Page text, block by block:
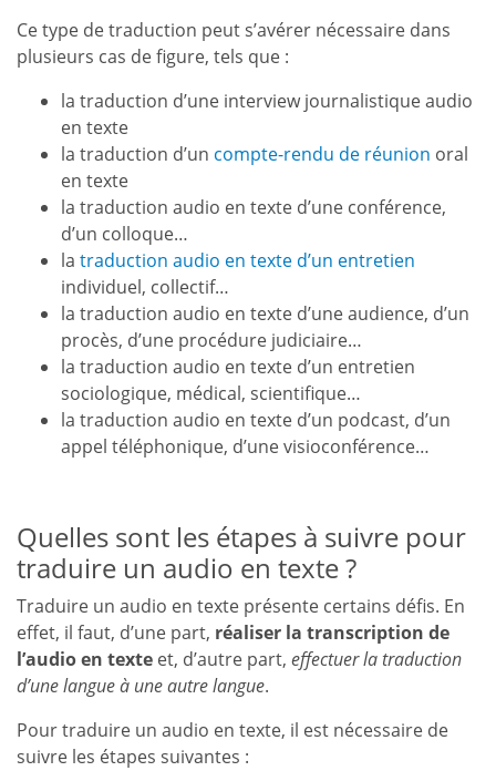
Ce type de traduction peut s’avérer nécessaire dans
plusieurs cas de figure, tels que :
la traduction d’une interview journalistique audio
en texte
la traduction d’un compte-rendu de réunion oral
en texte
la traduction audio en texte d’une conférence,
d’un colloque…
la traduction audio en texte d’un entretien
individuel, collectif…
la traduction audio en texte d’une audience, d’un
procès, d’une procédure judiciaire…
la traduction audio en texte d’un entretien
sociologique, médical, scientifique…
la traduction audio en texte d’un podcast, d’un
appel téléphonique, d’une visioconférence…
Quelles sont les étapes à suivre pour
traduire un audio en texte ?
Traduire un audio en texte présente certains défis. En
effet, il faut, d’une part, réaliser la transcription de
l’audio en texte et, d’autre part, effectuer la traduction
d’une langue à une autre langue.
Pour traduire un audio en texte, il est nécessaire de
suivre les étapes suivantes :